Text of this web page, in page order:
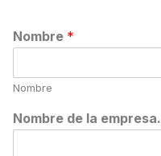
Nombre *
Nombre
Nombre de la empresa.